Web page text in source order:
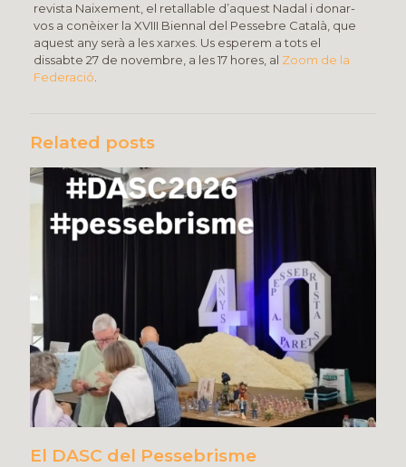
revista Naixement, el retallable d’aquest Nadal i donar-
vos a conèixer la XVIII Biennal del Pessebre Català, que
aquest any serà a les xarxes. Us esperem a tots el
dissabte 27 de novembre, a les 17 hores, al Zoom de la
Federació
Related posts
El DASC del Pessebrisme